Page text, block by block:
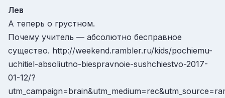
Лев
А теперь о грустном.
Почему учитель — абсолютно бесправное
существо. http://weekend.rambler.ru/kids/pochiemu-
uchitiel-absoliutno-biespravnoie-sushchiestvo-2017-
01-12/?